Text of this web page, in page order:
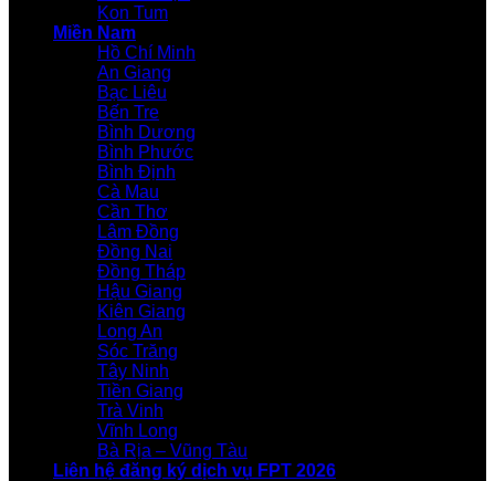
Kon Tum
Miền Nam
Hồ Chí Minh
An Giang
Bạc Liêu
Bến Tre
Bình Dương
Bình Phước
Bình Định
Cà Mau
Cần Thơ
Lâm Đồng
Đồng Nai
Đồng Tháp
Hậu Giang
Kiên Giang
Long An
Sóc Trăng
Tây Ninh
Tiền Giang
Trà Vinh
Vĩnh Long
Bà Rịa – Vũng Tàu
Liên hệ đăng ký dịch vụ FPT 2026